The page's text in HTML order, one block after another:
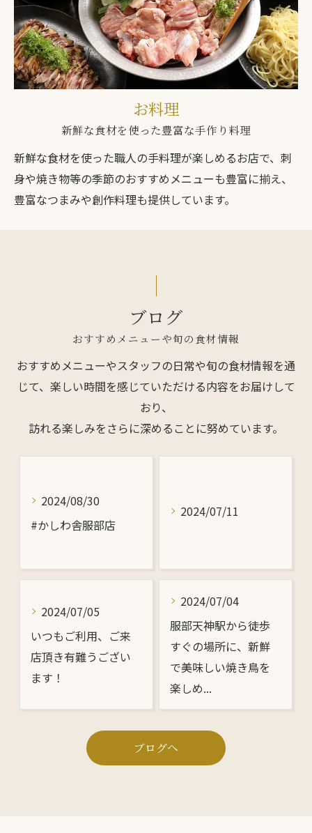
お料理
新鮮な食材を使った豊富な手作り料理
新鮮な食材を使った職人の手料理が楽しめるお店で、刺
身や焼き物等の季節のおすすめメニューも豊富に揃え、
豊富なつまみや創作料理も提供しています。
ブログ
おすすめメニューや旬の食材情報
おすすめメニューやスタッフの日常や旬の食材情報を通
じて、楽しい時間を感じていただける内容をお届けして
おり、
訪れる楽しみをさらに深めることに努めています。
2024/08/30
#かしわ舎服部店
2024/07/11
2024/07/05
いつもご利用、ご来
店頂き有難うござい
ます！
2024/07/04
服部天神駅から徒歩
すぐの場所に、新鮮
で美味しい焼き鳥を
楽しめ...
ブログへ